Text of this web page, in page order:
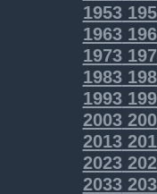
1953
1963
1973
1983
1993
2003
2013
2023
2033